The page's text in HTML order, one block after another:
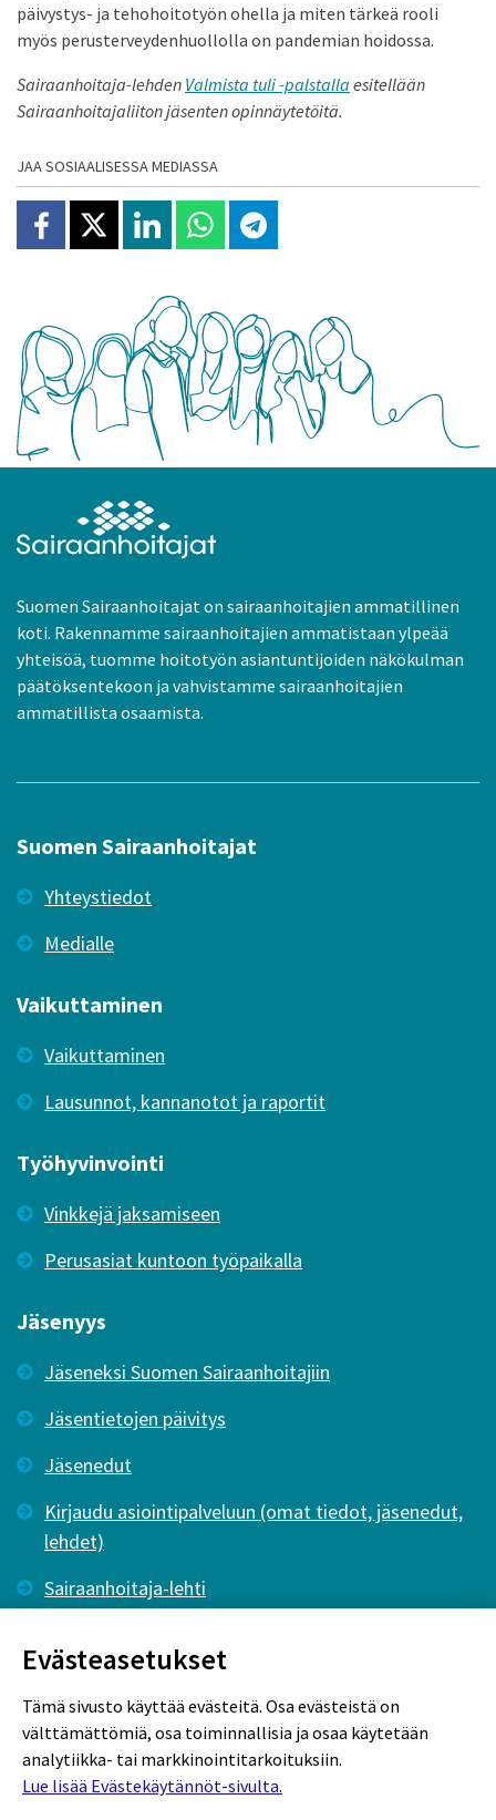
päivystys- ja tehohoitotyön ohella ja miten tärkeä rooli
myös perusterveydenhuollolla on pandemian hoidossa.
Sairaanhoitaja-lehden Valmista tuli -palstalla esitellään
Sairaanhoitajaliiton jäsenten opinnäytetöitä.
JAA SOSIAALISESSA MEDIASSA
Jaa Facebookissa
Jaa X:ssäJaa Linkedinissä
Jaa Whatsappissa
Jaa Telegramissa
Suomen Sairaanhoitajat on sairaanhoitajien ammatillinen
koti. Rakennamme sairaanhoitajien ammatistaan ylpeää
yhteisöä, tuomme hoitotyön asiantuntijoiden näkökulman
päätöksentekoon ja vahvistamme sairaanhoitajien
ammatillista osaamista.
Suomen Sairaanhoitajat
Yhteystiedot
Medialle
Vaikuttaminen
Vaikuttaminen
Lausunnot, kannanotot ja raportit
Työhyvinvointi
Vinkkejä jaksamiseen
Perusasiat kuntoon työpaikalla
Jäsenyys
Jäseneksi Suomen Sairaanhoitajiin
Jäsentietojen päivitys
Jäsenedut
Kirjaudu asiointipalveluun (omat tiedot, jäsenedut,
lehdet)
Sairaanhoitaja-lehti
Evästeasetukset
Tämä sivusto käyttää evästeitä. Osa evästeistä on
välttämättömiä, osa toiminnallisia ja osaa käytetään
analytiikka- tai markkinointitarkoituksiin.
Lue lisää Evästekäytännöt-sivulta.